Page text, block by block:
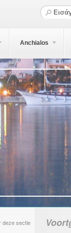
Anchialos
deze sectie